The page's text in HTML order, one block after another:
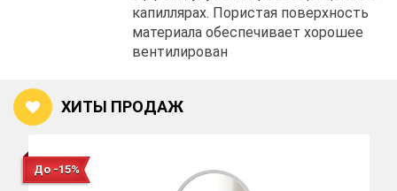
капиллярах. Пористая поверхность
материала обеспечивает хорошее
вентилирован
ХИТЫ ПРОДАЖ
До -15%